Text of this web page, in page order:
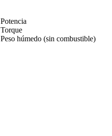
Potencia
Torque
Peso húmedo (sin combustible)